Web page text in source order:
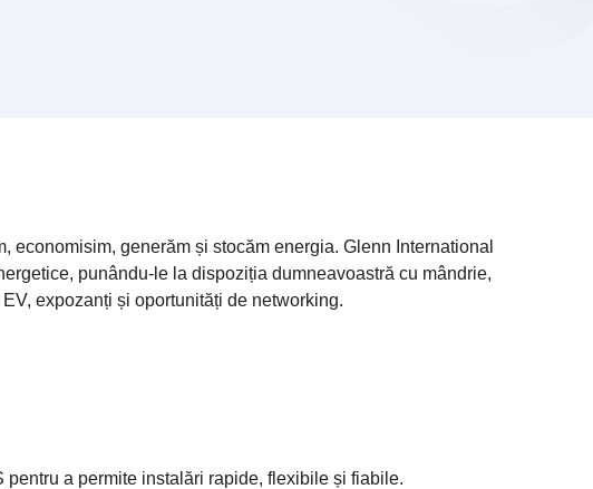
generăm și stocăm energia. Glenn International
punându-le la dispoziția dumneavoastră cu mândrie,
expozanți și oportunități de networking.
a permite instalări rapide, flexibile și fiabile.